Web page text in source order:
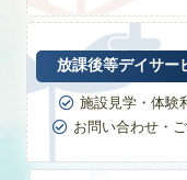
放課後等デイサー
 施設見学・体験
 お問い合わせ・